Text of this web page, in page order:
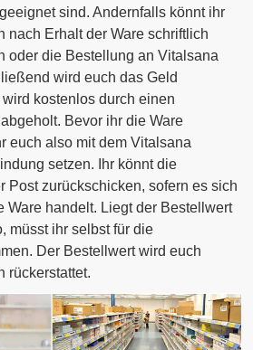
sind. Andernfalls könnt ihr
nach Erhalt der Ware schriftlich
oder die Bestellung an Vitalsana
wird euch das Geld
kostenlos durch einen
Bevor ihr die Ware
euch also mit dem Vitalsana
setzen. Ihr könnt die
Post zurückschicken, sofern es sich
Ware handelt. Liegt der Bestellwert
müsst ihr selbst für die
Der Bestellwert wird euch
rückerstattet.